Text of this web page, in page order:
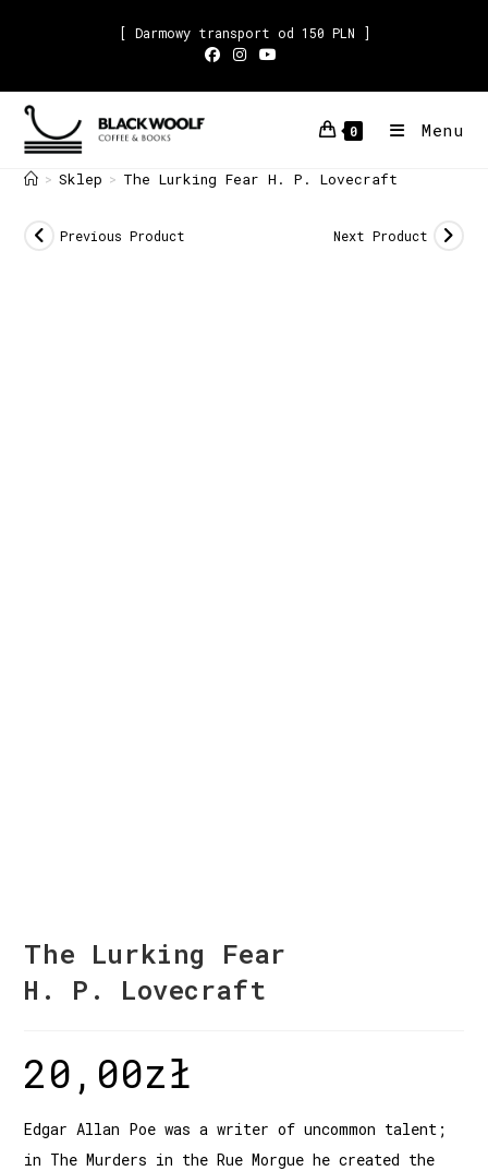
[ Darmowy transport od 150 PLN ]
0 Menu
> Sklep > The Lurking Fear H. P. Lovecraft
Previous Product Next Product
The Lurking Fear
H. P. Lovecraft
20,00zł
Edgar Allan Poe was a writer of uncommon talent;
in The Murders in the Rue Morgue he created the